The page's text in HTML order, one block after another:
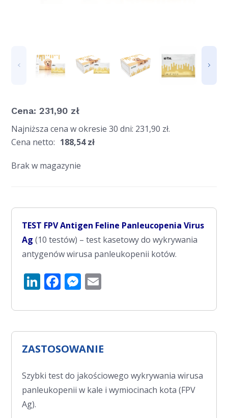
Cena:231,90 zł
Najniższa cena w okresie 30 dni: 231,90 zł.
Cena netto: 188,54zł
Brak w magazynie
TEST FPV Antigen Feline Panleucopenia Virus
Ag (10 testów) – test kasetowy do wykrywania
antygenów wirusa panleukopenii kotów.
LinkedIn
Facebook
Messenger
ZASTOSOWANIE
Szybki test do jakościowego wykrywania wirusa
panleukopenii w kale i wymiocinach kota (FPV
Ag).